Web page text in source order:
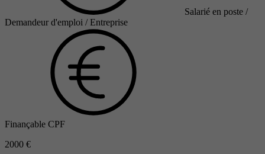
Salarié en poste /
Demandeur d'emploi / Entreprise
Finançable CPF
2000 €